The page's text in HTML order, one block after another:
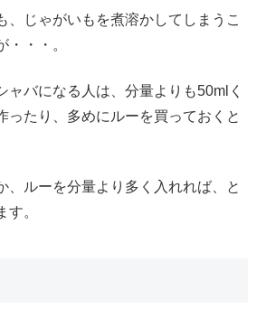
、じゃがいもを煮溶かしてしまうこ
・・・。
ャバになる人は、分量よりも50mlく
ったり、多めにルーを買っておくと
、ルーを分量より多く入れれば、と
す。